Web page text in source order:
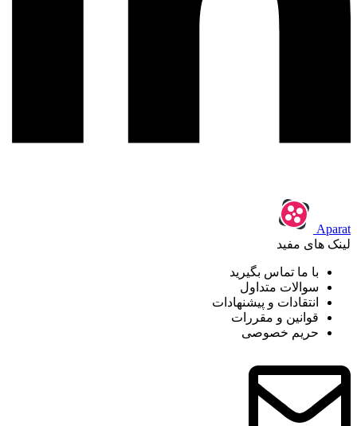
Aparat
لینک های مفید
با ما تماس بگیرید
سوالات متداول
انتقادات و پیشنهادات
قوانین و مقررات
حریم خصوصی